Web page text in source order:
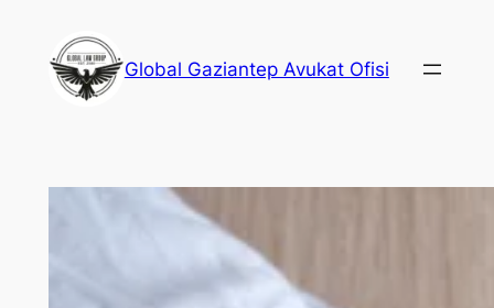
Global Gaziantep Avukat Ofisi